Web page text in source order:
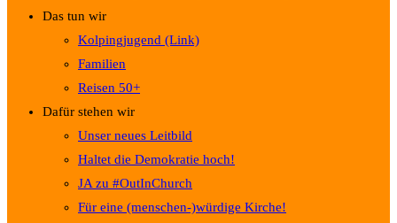
Das tun wir
Kolpingjugend (Link)
Familien
Reisen 50+
Dafür stehen wir
Unser neues Leitbild
Haltet die Demokratie hoch!
JA zu #OutInChurch
Für eine (menschen-)würdige Kirche!